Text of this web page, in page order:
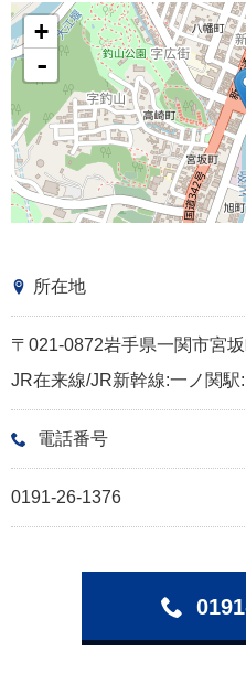
+
-
所在地
〒021-0872岩手県一関市宮
JR在来線/JR新幹線:一ノ関駅
電話番号
0191-26-1376